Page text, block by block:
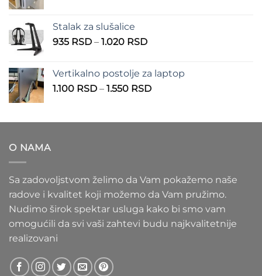
Stalak za slušalice
935 RSD – 1.020 RSDRaspon
935 RSD
do
Vertikalno postolje za laptop
1.100 RSD – 1.550 RSDRaspon
1.100 RSD
O NAMA
Sa zadovoljstvom želimo da Vam pokažemo naše
radove i kvalitet koji možemo da Vam pružimo.
Nudimo širok spektar usluga kako bi smo vam
omogućili da svi vaši zahtevi budu najkvalitetnije
realizovani